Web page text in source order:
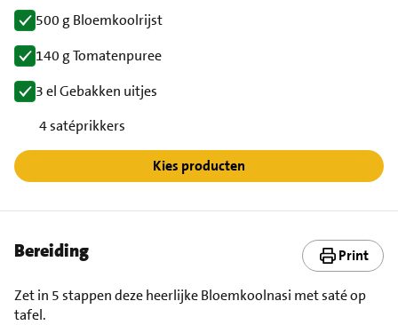
500 g Bloemkoolrijst
140 g Tomatenpuree
3 el Gebakken uitjes
4 satéprikkers
Kies producten
Bereiding Print
Zet in 5 stappen deze heerlijke Bloemkoolnasi met saté op
tafel.